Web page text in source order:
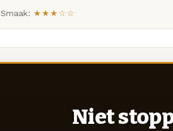
Smaak: ★★★☆☆
Niet